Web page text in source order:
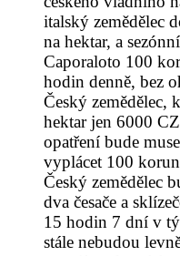
italský zemědělec
na hektar, a
Caporaloto 100
hodin denně, bez
Český zemědělec,
hektar jen 6000
opatření bude
vyplácet 100
Český zemědělec
dva česače a
15 hodin 7 dní v
stále nebudou